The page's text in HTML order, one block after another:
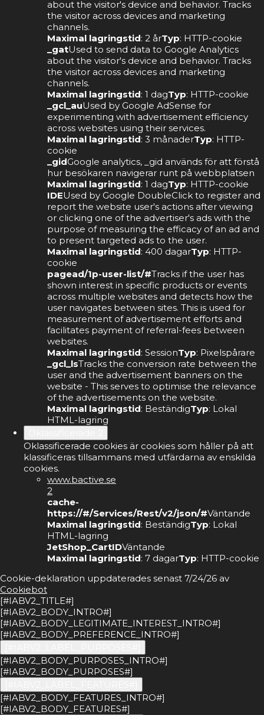
about the visitor's device and behavior. Tracks
the visitor across devices and marketing
channels.
Maximal lagringstid: 2 årTyp: HTTP-cookie
_gatUsed to send data to Google Analytics
about the visitor's device and behavior. Tracks
the visitor across devices and marketing
channels.
Maximal lagringstid: 1 dagTyp: HTTP-cookie
_gcl_auUsed by Google AdSense for
experimenting with advertisement efficiency
across websites using their services.
Maximal lagringstid: 3 månaderTyp: HTTP-
cookie
_gidGoogle analytics, _gid används för att förstå
hur besökaren navigerar runt på webbplatsen
Maximal lagringstid: 1 dagTyp: HTTP-cookie
IDEUsed by Google DoubleClick to register and
report the website user's actions after viewing
or clicking one of the advertiser's ads with the
purpose of measuring the efficacy of an ad and
to present targeted ads to the user.
Maximal lagringstid: 400 dagarTyp: HTTP-
cookie
pagead/1p-user-list/#Tracks if the user has
shown interest in specific products or events
across multiple websites and detects how the
user navigates between sites. This is used for
measurement of advertisement efforts and
facilitates payment of referral-fees between
websites.
Maximal lagringstid: SessionTyp: Pixelspårare
_gcl_lsTracks the conversion rate between the
user and the advertisement banners on the
website - This serves to optimise the relevance
of the advertisements on the website.
Maximal lagringstid: BeständigTyp: Lokal
HTML-lagring
Oklassificerade cookies är cookies som håller på att
klassificeras tillsammans med utfärdarna av enskilda
cookies.
www.bactive.se
2
cache-
https://#/Services/Rest/v2/json/#Väntande
Maximal lagringstid: BeständigTyp: Lokal
HTML-lagring
JetShop_CartIDVäntande
Maximal lagringstid: 7 dagarTyp: HTTP-cookie
Cookie-deklaration uppdaterades senast 7/24/26 av
Cookiebot
[#IABV2_TITLE#]
[#IABV2_BODY_INTRO#]
[#IABV2_BODY_LEGITIMATE_INTEREST_INTRO#]
[#IABV2_BODY_PREFERENCE_INTRO#]
[#IABV2_BODY_PURPOSES_INTRO#]
[#IABV2_BODY_PURPOSES#]
[#IABV2_BODY_FEATURES_INTRO#]
[#IABV2_BODY_FEATURES#]